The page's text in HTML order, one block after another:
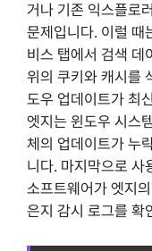
거나 기존 익스플로
문제입니다. 이럴 때
비스 탭에서 검색 데
위의 쿠키와 캐시를
도우 업데이트가 최
엣지는 윈도우 시스
체의 업데이트가 누
니다. 마지막으로 사
소프트웨어가 엣지
은지 감시 로그를 확